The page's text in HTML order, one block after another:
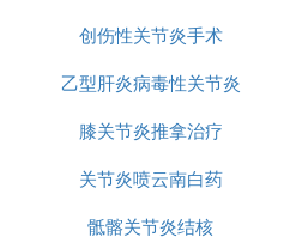
创伤性关节炎手术
乙型肝炎病毒性关节炎
膝关节炎推拿治疗
关节炎喷云南白药
骶髂关节炎结核